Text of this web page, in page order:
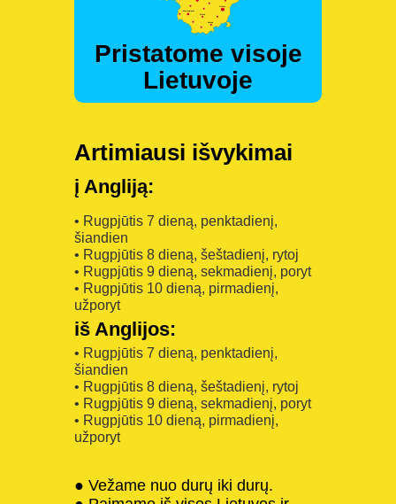
Pristatome visoje
Lietuvoje
Artimiausi išvykimai
į Angliją:
• Rugpjūtis 7 dieną, penktadienį,
šiandien
• Rugpjūtis 8 dieną, šeštadienį, rytoj
• Rugpjūtis 9 dieną, sekmadienį, poryt
• Rugpjūtis 10 dieną, pirmadienį,
užporyt
iš Anglijos:
• Rugpjūtis 7 dieną, penktadienį,
šiandien
• Rugpjūtis 8 dieną, šeštadienį, rytoj
• Rugpjūtis 9 dieną, sekmadienį, poryt
• Rugpjūtis 10 dieną, pirmadienį,
užporyt
● Vežame nuo durų iki durų.